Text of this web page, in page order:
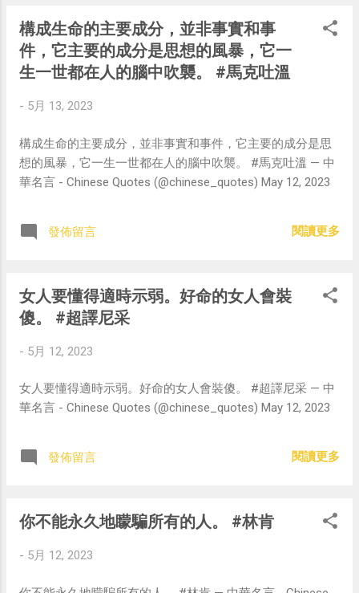
構成生命的主要成分，並非事實和事
件，它主要的成分是思想的風暴，它一
生一世都在人的腦中吹襲。 #馬克吐溫
- 5月 13, 2023
構成生命的主要成分，並非事實和事件，它主要的成分是思
想的風暴，它一生一世都在人的腦中吹襲。 #馬克吐溫 — 中
華名言 - Chinese Quotes (@chinese_quotes) May 12, 2023
發佈留言 閱讀更多
女人要懂得適時示弱。好命的女人會裝
傻。 #超譯尼采
- 5月 12, 2023
女人要懂得適時示弱。好命的女人會裝傻。 #超譯尼采 — 中
華名言 - Chinese Quotes (@chinese_quotes) May 12, 2023
發佈留言 閱讀更多
你不能永久地矇騙所有的人。 #林肯
- 5月 12, 2023